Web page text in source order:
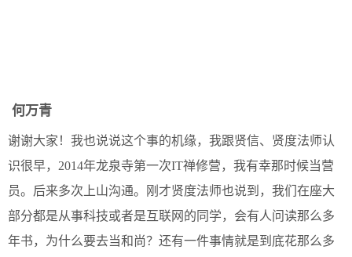
何万青
谢谢大家！我也说说这个事的机缘，我跟贤信、贤度法师认
识很早，2014年龙泉寺第一次IT禅修营，我有幸那时候当营
员。后来多次上山沟通。刚才贤度法师也说到，我们在座大
部分都是从事科技或者是互联网的同学，会有人问读那么多
年书，为什么要去当和尚？还有一件事情就是到底花那么多